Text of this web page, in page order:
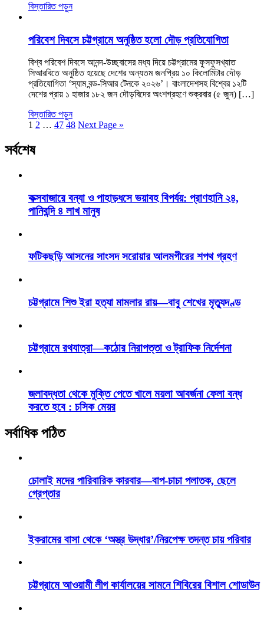
বিস্তারিত পড়ুন
পরিবেশ দিবসে চট্টগ্রামে অনুষ্ঠিত হলো দৌড় প্রতিযোগিতা
বিশ্ব পরিবেশ দিবসে আনন্দ-উচ্ছ্বাসের মধ্য দিয়ে চট্টগ্রামের ফুসফুসখ্যাত
সিআরবিতে অনুষ্ঠিত হয়েছে দেশের অন্যতম জনপ্রিয় ১০ কিলোমিটার দৌড়
প্রতিযোগিতা ‘স্যাম বন্ড-সিআর টেনকে ২০২৬’। বাংলাদেশসহ বিশ্বের ১২টি
দেশের প্রায় ১ হাজার ১৮২ জন দৌড়বিদের অংশগ্রহণে শুক্রবার (৫ জুন) […]
বিস্তারিত পড়ুন
1 2 … 47 48 Next Page »
সর্বশেষ
কক্সবাজারে বন্যা ও পাহাড়ধসে ভয়াবহ বিপর্যয়: প্রাণহানি ২৪,
পানিবন্দি ৪ লাখ মানুষ
ফটিকছড়ি আসনের সাংসদ সরোয়ার আলমগীরের শপথ গ্রহণ
চট্টগ্রামে শিশু ইরা হত্যা মামলার রায়—বাবু শেখের মৃত্যুদণ্ড
চট্টগ্রামে রথযাত্রা—কঠোর নিরাপত্তা ও ট্রাফিক নির্দেশনা
জলাবদ্ধতা থেকে মুক্তি পেতে খালে ময়লা আবর্জনা ফেলা বন্ধ
করতে হবে : চসিক মেয়র
সর্বাধিক পঠিত
চোলাই মদের পারিবারিক কারবার—বাপ-চাচা পলাতক, ছেলে
গ্রেপ্তার
ইকরামের বাসা থেকে ‘অস্ত্র উদ্ধার’/নিরপেক্ষ তদন্ত চায় পরিবার
চট্টগ্রামে আওয়ামী লীগ কার্যালয়ের সামনে শিবিরের বিশাল শোডাউন